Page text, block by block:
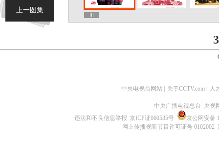
上一图集
中央电视台网站 关于CCTV.com 人
中央广播电视总台 央视
违法和不良信息举报 京ICP证060535号
京公网安备
网上传播视听节目许可证号 0102002